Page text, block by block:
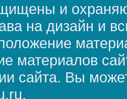
и
на дизайн и
материалов
сайта. Вы